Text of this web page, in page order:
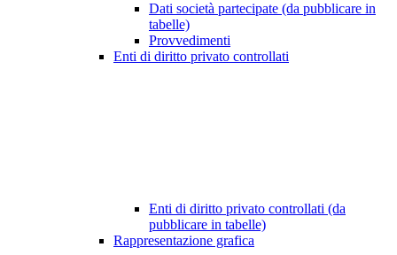
Dati società partecipate (da pubblicare in
tabelle)
Provvedimenti
Enti di diritto privato controllati
Enti di diritto privato controllati (da
pubblicare in tabelle)
Rappresentazione grafica